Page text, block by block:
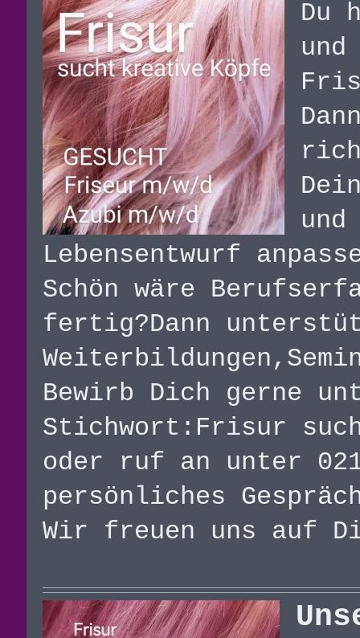
Du
Lebensentwurf
Schön wäre
fertig?Dann
Bewirb Dich gerne
Stichwort:Frisur
oder ruf an unter
persönliches
Wir freuen uns auf